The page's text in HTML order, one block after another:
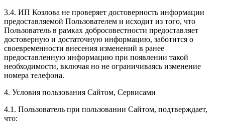
3.4. ИП Козлова не проверяет достоверность информации
предоставляемой Пользователем и исходит из того, что
Пользователь в рамках добросовестности предоставляет
достоверную и достаточную информацию, заботится о
своевременности внесения изменений в ранее
предоставленную информацию при появлении такой
необходимости, включая но не ограничиваясь изменение
номера телефона.
4. Условия пользования Сайтом, Сервисами
4.1. Пользователь при пользовании Сайтом, подтверждает,
что: